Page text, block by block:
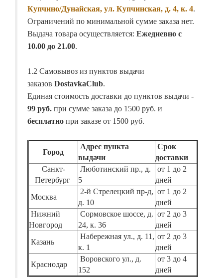
Купчино/Дунайская, ул. Купчинская, д. 4, к. 4.
Ограничений по минимальной сумме заказа нет.
Выдача товара осуществляется: Ежедневно с
10.00 до 21.00.
1.2 Самовывоз из пунктов выдачи
заказов DostavkaClub.
Единая стоимость доставки до пунктов выдачи -
99 руб. при сумме заказа до 1500 руб. и
бесплатно при заказе от 1500 руб.
Город
Адрес пункта
выдачи
Срок
доставки
Санкт-
Петербург
Люботинский пр., д.
5
от 1 до 2
дней
Москва
2-й Стрелецкий пр-д,
д. 10
от 1 до 2
дней
Нижний
Новгород
Сормовское шоссе, д.
24, к. 36
от 2 до 3
дней
Казань
Набережная ул., д. 11,
к. 1
от 2 до 3
дней
Краснодар
Воровского ул., д.
152
от 3 до 4
дней